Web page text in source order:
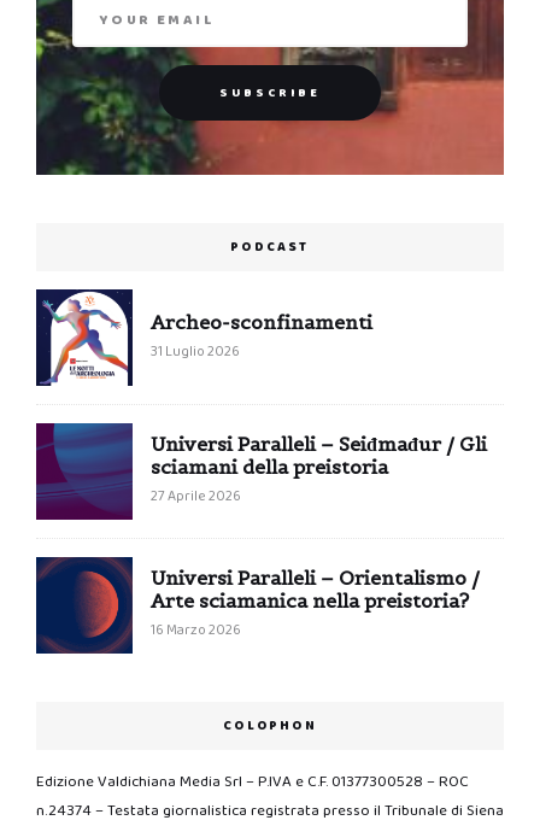
PODCAST
Archeo-sconfinamenti
31 Luglio 2026
Universi Paralleli – Seiđmađur / Gli
sciamani della preistoria
27 Aprile 2026
Universi Paralleli – Orientalismo /
Arte sciamanica nella preistoria?
16 Marzo 2026
COLOPHON
Edizione Valdichiana Media Srl – P.IVA e C.F. 01377300528 – ROC
n.24374 – Testata giornalistica registrata presso il Tribunale di Siena